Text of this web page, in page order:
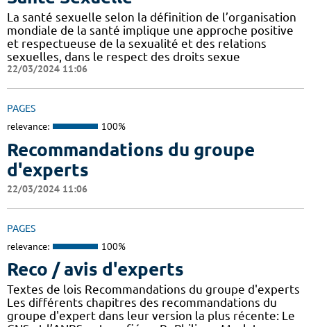
La santé sexuelle selon la définition de l’organisation
mondiale de la santé implique une approche positive
et respectueuse de la sexualité et des relations
sexuelles, dans le respect des droits sexue
22/03/2024 11:06
PAGES
relevance: 100%
Recommandations du groupe
d'experts
22/03/2024 11:06
PAGES
relevance: 100%
Reco / avis d'experts
Textes de lois Recommandations du groupe d'experts
Les différents chapitres des recommandations du
groupe d'expert dans leur version la plus récente: Le